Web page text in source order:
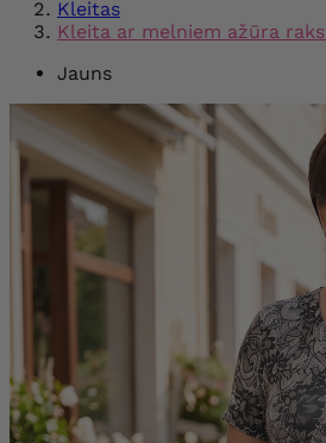
Kleitas
Kleita ar melniem ažūra
Jauns